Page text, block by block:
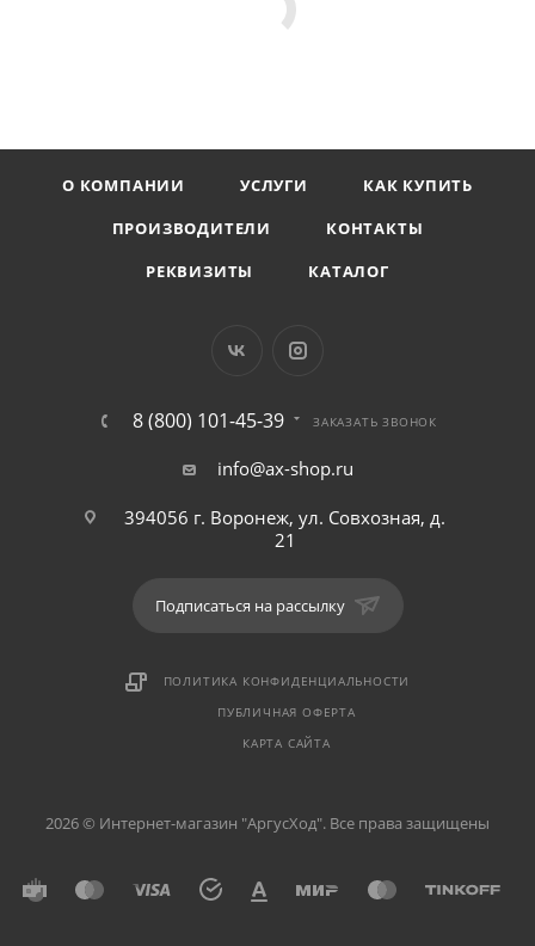
О КОМПАНИИ УСЛУГИ
КАК КУПИТЬ
ПРОИЗВОДИТЕЛИ
КОНТАКТЫ
РЕКВИЗИТЫ
КАТАЛОГ
8 (800) 101-45-39 ЗАКАЗАТЬ ЗВОНОК
info@ax-shop.ru
394056 г. Воронеж, ул. Совхозная, д.
21
Подписаться на рассылку
ПОЛИТИКА КОНФИДЕНЦИАЛЬНОСТИ
ПУБЛИЧНАЯ ОФЕРТА
КАРТА САЙТА
2026 © Интернет-магазин "АргусХод". Все права защищены